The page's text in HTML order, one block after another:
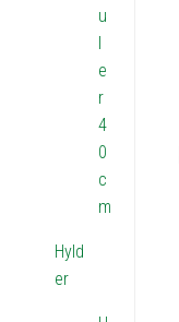
u
l
e
r
4
0
c
m
Hyld
er